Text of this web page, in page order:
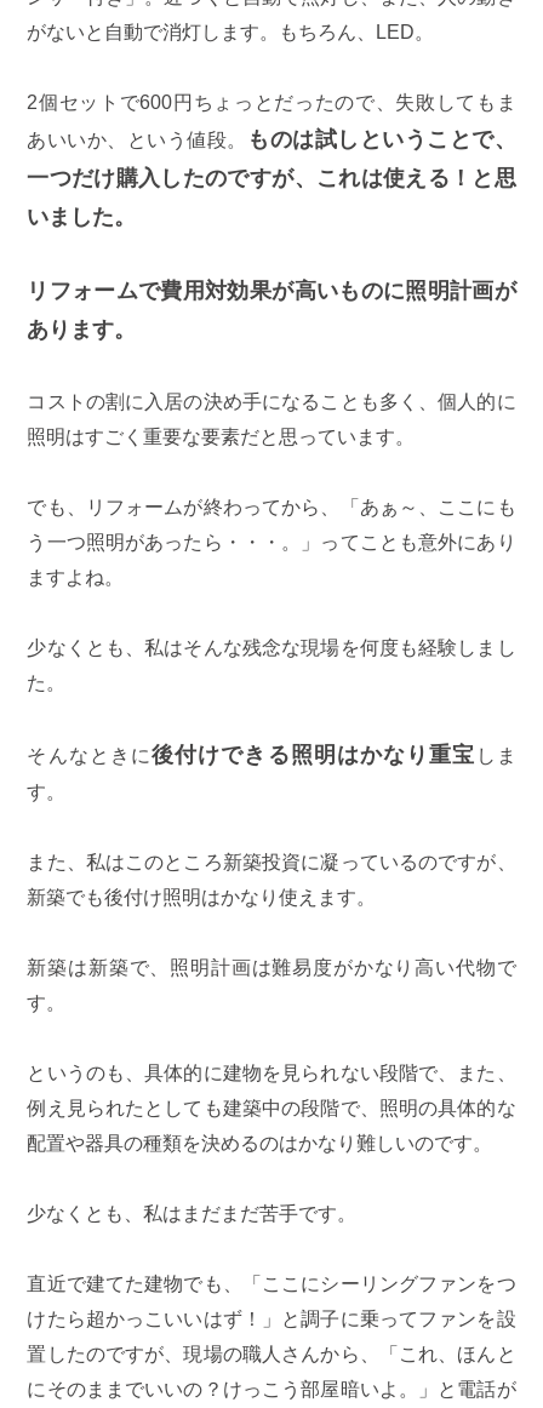
がないと自動で消灯します。もちろん、LED。
2個セットで600円ちょっとだったので、失敗してもま
あいいか、という値段。
ものは試しということで、
一つだけ購入したのですが、これは使える！と思
いました。
リフォームで費用対効果が高いものに照明計画が
あります。
コストの割に入居の決め手になることも多く、個人的に
照明はすごく重要な要素だと思っています。
でも、リフォームが終わってから、「あぁ～、ここにも
う一つ照明があったら・・・。」ってことも意外にあり
ますよね。
少なくとも、私はそんな残念な現場を何度も経験しまし
た。
そんなときに後付けできる照明はかなり重宝 しま
す。
また、私はこのところ新築投資に凝っているのですが、
新築でも後付け照明はかなり使えます。
新築は新築で、照明計画は難易度がかなり高い代物で
す。
というのも、具体的に建物を見られない段階で、また、
例え見られたとしても建築中の段階で、照明の具体的な
配置や器具の種類を決めるのはかなり難しいのです。
少なくとも、私はまだまだ苦手です。
直近で建てた建物でも、「ここにシーリングファンをつ
けたら超かっこいいはず！」と調子に乗ってファンを設
置したのですが、現場の職人さんから、「これ、ほんと
にそのままでいいの？けっこう部屋暗いよ。」と電話が